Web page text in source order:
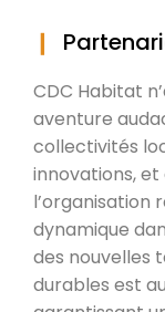
CDC Habitat
aventure
collectivités
innovations, et
l’organisation
dynamique
des nouvelles
durables est